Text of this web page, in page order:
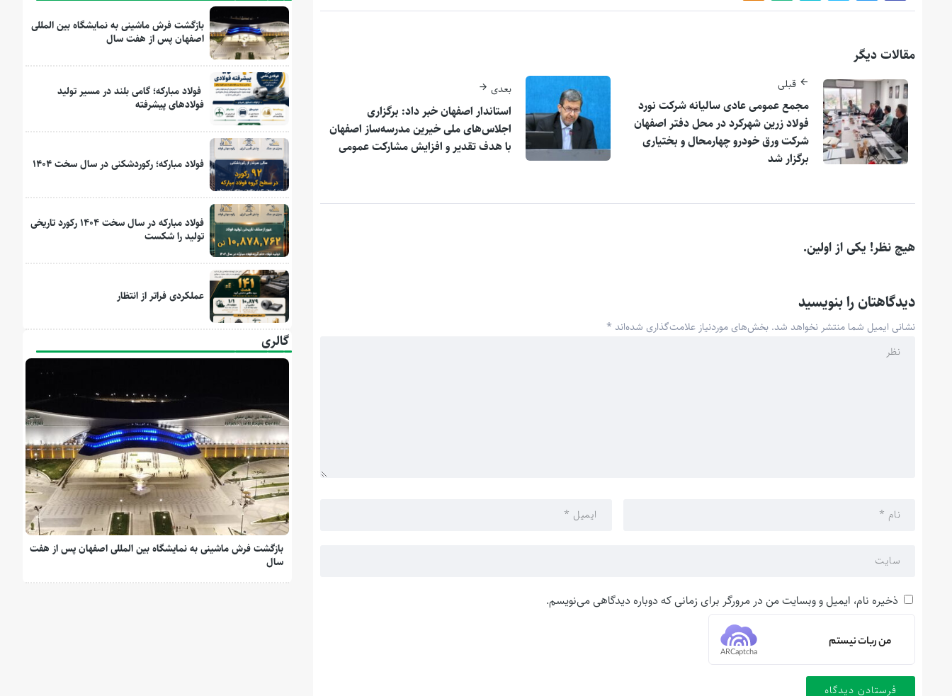
مقالات دیگر
قبلی
مجمع عمومی عادی سالیانه شرکت نورد
فولاد زرین شهرکرد در محل دفتر اصفهان
شرکت ورق خودرو چهارمحال و بختیاری
برگزار شد
بعدی
استاندار اصفهان خبر داد: برگزاری
اجلاس‌های ملی خیرین مدرسه‌ساز اصفهان
با هدف تقدیر و افزایش مشارکت عمومی
هیچ نظر! یکی از اولین.
دیدگاهتان را بنویسید
نشانی ایمیل شما منتشر نخواهد شد. بخش‌های موردنیاز علامت‌گذاری شده‌اند *
ذخیره نام، ایمیل و وبسایت من در مرورگر برای زمانی که دوباره دیدگاهی می‌نویسم.
من ربات نیستم
ARCaptcha
بازگشت فرش ماشینی به نمایشگاه بین المللی
اصفهان پس از هفت سال
فولاد مبارکه؛ گامی بلند در مسیر تولید
فولادهای پیشرفته
فولاد مبارکه؛ رکوردشکنی در سال سخت ۱۴۰۴
فولاد مبارکه در سال سخت ۱۴۰۴ رکورد تاریخی
تولید را شکست
عملکردی فراتر از انتظار
گالری
بازگشت فرش ماشینی به نمایشگاه بین المللی اصفهان پس از هفت
سال